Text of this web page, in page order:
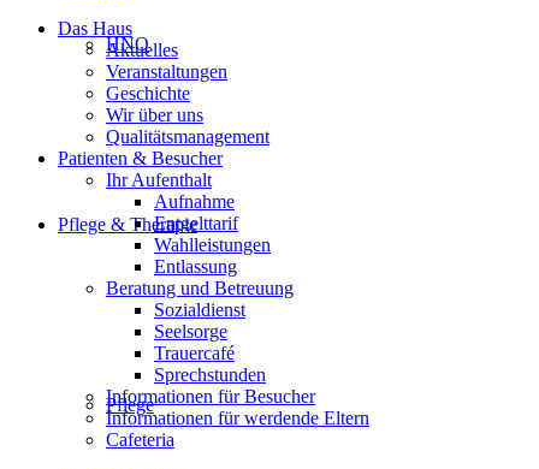
HNO
Pflege & Therapie
Pflege
Das Haus
Aktuelles
Veranstaltungen
Geschichte
Wir über uns
Qualitätsmanagement
Patienten & Besucher
Ihr Aufenthalt
Aufnahme
Entgelttarif
Wahlleistungen
Entlassung
Beratung und Betreuung
Sozialdienst
Seelsorge
Trauercafé
Sprechstunden
Informationen für Besucher
Informationen für werdende Eltern
Cafeteria